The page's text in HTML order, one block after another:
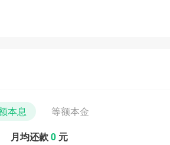
本息
等额本金
月均还款0元